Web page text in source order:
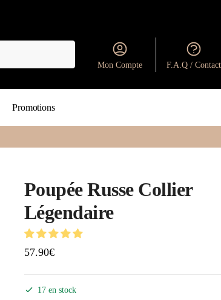
Mon Compte F.A.Q / Contact
Promotions
Poupée Russe Collier
Légendaire
57.90€
17 en stock